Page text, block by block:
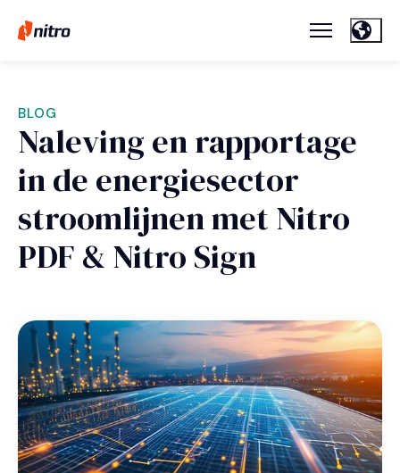
BLOG
Naleving en rapportage
in de energiesector
stroomlijnen met Nitro
PDF & Nitro Sign